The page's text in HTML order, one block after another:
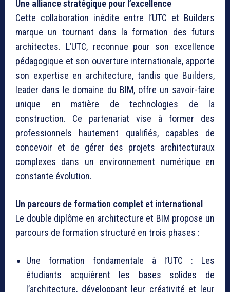
Une alliance stratégique pour l’excellence
Cette collaboration inédite entre l’UTC et Builders
marque un tournant dans la formation des futurs
architectes. L’UTC, reconnue pour son excellence
pédagogique et son ouverture internationale, apporte
son expertise en architecture, tandis que Builders,
leader dans le domaine du BIM, offre un savoir-faire
unique en matière de technologies de la
construction. Ce partenariat vise à former des
professionnels hautement qualifiés, capables de
concevoir et de gérer des projets architecturaux
complexes dans un environnement numérique en
constante évolution.
Un parcours de formation complet et international
Le double diplôme en architecture et BIM propose un
parcours de formation structuré en trois phases :
Une formation fondamentale à l’UTC : Les
étudiants acquièrent les bases solides de
l’architecture, développant leur créativité et leur